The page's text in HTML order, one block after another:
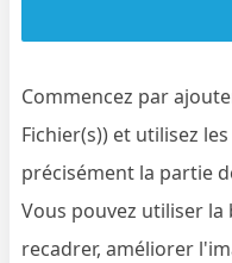
Commencez par
Fichier(s)) et utilisez
précisément la partie
Vous pouvez utiliser
recadrer, améliorer